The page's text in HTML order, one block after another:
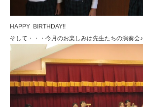
HAPPY BIRTHDAY!!
そして・・・今月のお楽しみは先生たちの演奏会♪